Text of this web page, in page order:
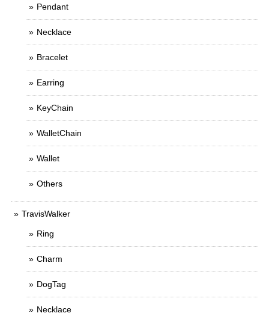
Pendant
Necklace
Bracelet
Earring
KeyChain
WalletChain
Wallet
Others
TravisWalker
Ring
Charm
DogTag
Necklace